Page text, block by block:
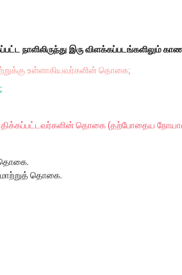
நாளிலிருந்து இரு விளக்கப்படங்களிலும்
உள்ளாகியவர்களின் தொகை;
தொகை (தற்போதைய
தொகை.
தொகை.